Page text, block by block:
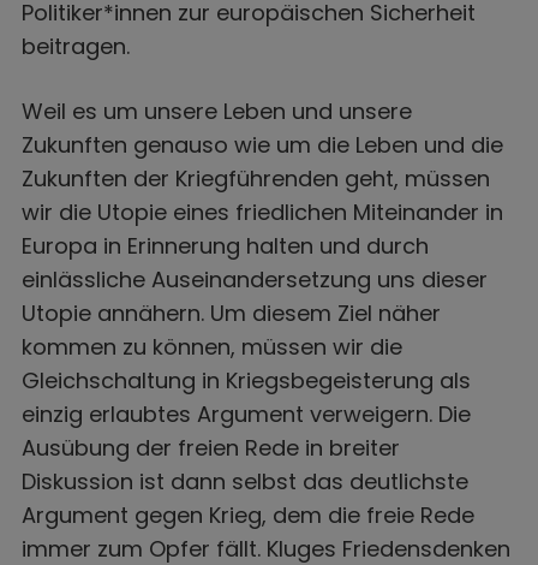
Politiker*innen zur europäischen Sicherheit
beitragen.
Weil es um unsere Leben und unsere
Zukunften genauso wie um die Leben und die
Zukunften der Kriegführenden geht, müssen
wir die Utopie eines friedlichen Miteinander in
Europa in Erinnerung halten und durch
einlässliche Auseinandersetzung uns dieser
Utopie annähern. Um diesem Ziel näher
kommen zu können, müssen wir die
Gleichschaltung in Kriegsbegeisterung als
einzig erlaubtes Argument verweigern. Die
Ausübung der freien Rede in breiter
Diskussion ist dann selbst das deutlichste
Argument gegen Krieg, dem die freie Rede
immer zum Opfer fällt. Kluges Friedensdenken